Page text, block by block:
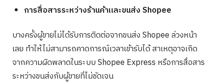
การสื่อสารระหว่างร้านค้าและขนส่ง Shopee
บางครั้งผู้ขายไม่ได้รับการติดต่อจากขนส่ง Shopee ล่วงหน้า
เลย ทำให้ไม่สามารถคาดการณ์เวลาเข้ารับได้ สาเหตุอาจเกิด
จากความผิดพลาดในระบบ Shopee Express หรือการสื่อสาร
ระหว่างขนส่งกับผู้ขายที่ไม่ชัดเจน